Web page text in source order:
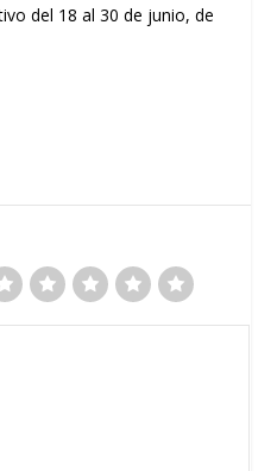
del 18 al 30 de junio, de